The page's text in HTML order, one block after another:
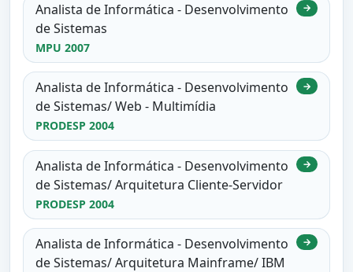
Analista de Informática - Desenvolvimento
de Sistemas
MPU 2007
→
Analista de Informática - Desenvolvimento
de Sistemas/ Web - Multimídia
PRODESP 2004
→
Analista de Informática - Desenvolvimento
de Sistemas/ Arquitetura Cliente-Servidor
PRODESP 2004
→
Analista de Informática - Desenvolvimento
de Sistemas/ Arquitetura Mainframe/ IBM
→